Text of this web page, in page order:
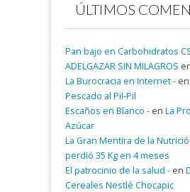
ÚLTIMOS
Pan bajo en Carbohidratos
ADELGAZAR SIN MILAGROS
La Burocracia en Internet - en
Pescado al Pil-Pil
Escaños en Blanco - en La
Azúcar
La Gran Mentira de la
perdió 35 Kg en 4 meses
El patrocinio de la salud - en
Cereales Nestlé Chocapic